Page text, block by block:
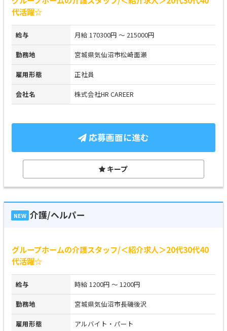
代活躍☆
給与 月給 170300円 ～ 215000円
勤務地 宮城県気仙沼市松崎面瀬
雇用形態 正社員
会社名 株式会社HR CAREER
応募画面に進む
キープ
NEW 介護/ヘルパー
グループホームの介護スタッフ/＜紹介求人＞20代30代40
代活躍☆
給与 時給 1200円 ～ 1200円
勤務地 宮城県気仙沼市長磯後沢
雇用形態 アルバイト・パート